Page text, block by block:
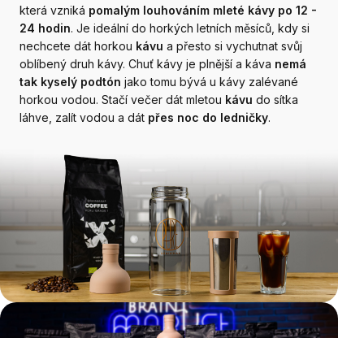
která vzniká pomalým louhováním mleté kávy po 12 -
24 hodin. Je ideální do horkých letních měsíců, kdy si
nechcete dát horkou kávu a přesto si vychutnat svůj
oblíbený druh kávy. Chuť kávy je plnější a káva nemá
tak kyselý podtón jako tomu bývá u kávy zalévané
horkou vodou. Stačí večer dát mletou kávu do sítka
láhve, zalít vodou a dát přes noc do ledničky.